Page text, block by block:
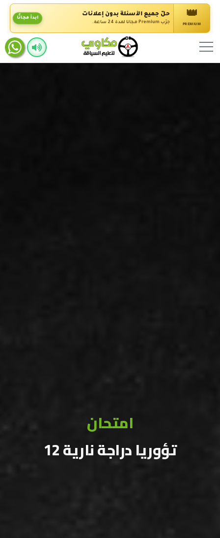
👑
PREMIUM
حلّ جميع الأسئلة بدون إعلانات
جرّب Premium مجانًا لمدة 24 ساعة.
ابدأ مجانًا
امتحان
تؤوريا دراجة نارية 12